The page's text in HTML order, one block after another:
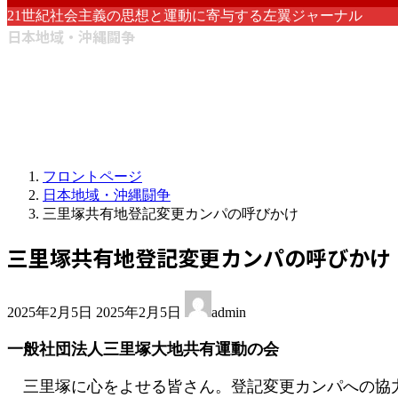
21世紀社会主義の思想と運動に寄与する左翼ジャーナル
日本地域・沖縄闘争
フロントページ
日本地域・沖縄闘争
三里塚共有地登記変更カンパの呼びかけ
三里塚共有地登記変更カンパの呼びかけ
2025年2月5日 終
新
時
2025年2月5日 admin
一般社団法人三里塚大地共有運動の会
三里塚に心をよせる皆さん。登記変更カンパへの協